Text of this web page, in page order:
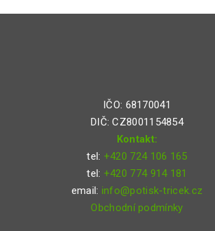
IČO: 68170041
DIČ: CZ8001154854
Kontakt:
tel: +420 724 106 165
tel: +420 774 914 181
email: info@potisk-tricek.cz
Obchodní podmínky